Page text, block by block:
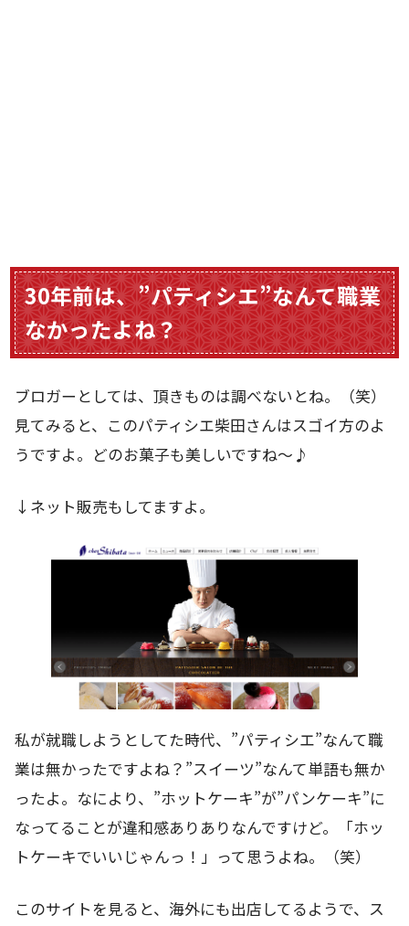
30年前は、”パティシエ”なんて職業
なかったよね？
ブロガーとしては、頂きものは調べないとね。（笑）
見てみると、このパティシエ柴田さんはスゴイ方のよ
うですよ。どのお菓子も美しいですね～♪
↓ネット販売もしてますよ。
私が就職しようとしてた時代、”パティシエ”なんて職
業は無かったですよね？”スイーツ”なんて単語も無か
ったよ。なにより、”ホットケーキ”が”パンケーキ”に
なってることが違和感ありありなんですけど。「ホッ
トケーキでいいじゃんっ！」って思うよね。（笑）
このサイトを見ると、海外にも出店してるようで、ス